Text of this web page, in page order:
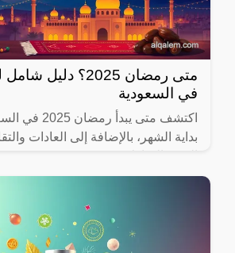
متى رمضان 2025؟
في السعودية
اكتشف متى
بداية الشهر، بالإضافة إلى العادات